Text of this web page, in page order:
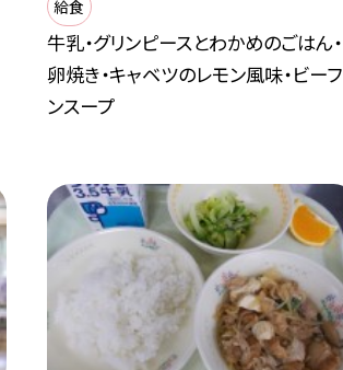
給食
牛乳・グリンピースとわかめのごはん・
卵焼き・キャベツのレモン風味・ビーフ
ンスープ